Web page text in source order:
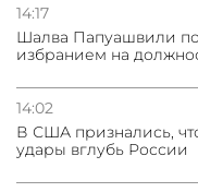
14:17
Шалва Папуашвили
избранием на
14:02
В США признались,
удары вглубь России